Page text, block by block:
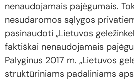
nenaudojamais pajėgumais.
nesudaromos sąlygos
pasinaudoti „Lietuvos
faktiškai nenaudojamais
Palyginus 2017 m. „Lietuvos
struktūriniams padaliniams